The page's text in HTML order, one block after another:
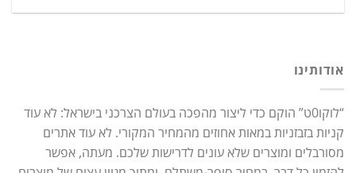
אודותינו
“לוקו0ט” הוקם כדי ליצור מהפכה בעולם הצרכני בישראל: לא עוד
קניות בזבזניות במאות אחוזים מהמחיר המקורי. לא עוד אתרים
מסורבלים ומוצרים שלא עונים לדרישות שלכם. מעתה, אפשר